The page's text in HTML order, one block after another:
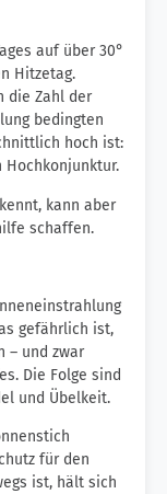
auf über 30°
Hitzetag.
die Zahl der
bedingten
hoch ist:
Hochkonjunktur.
kann aber
schaffen.
gefährlich ist,
– und zwar
Die Folge sind
und Übelkeit.
für den
ist, hält sich